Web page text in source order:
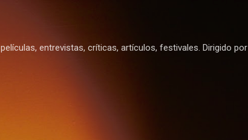
entrevistas, críticas, artículos, festivales. Dirigido por